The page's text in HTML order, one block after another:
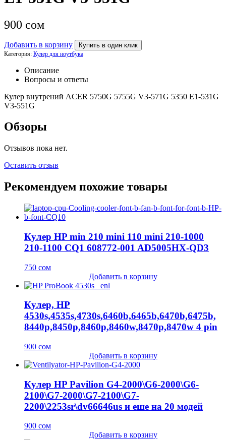
900 сом
Добавить в корзину Купить в один клик
Категория: Кулер для ноутбука
Описание
Вопросы и ответы
Кулер внутрений ACER 5750G 5755G V3-571G 5350 E1-531G
V3-551G
Обзоры
Отзывов пока нет.
Оставить отзыв
Рекомендуем похожие товары
Кулер HP min 210 mini 110 mini 210-1000
210-1100 CQ1 608772-001 AD5005HX-QD3
750 сом
Добавить в корзину
Кулер, HP
4530s,4535s,4730s,6460b,6465b,6470b,6475b,
8440p,8450p,8460p,8460w,8470p,8470w 4 pin
900 сом
Добавить в корзину
Кулер HP Pavilion G4-2000\G6-2000\G6-
2100\G7-2000\G7-2100\G7-
2200\2253sr\dv66646us и еше на 20 модей
900 сом
Добавить в корзину